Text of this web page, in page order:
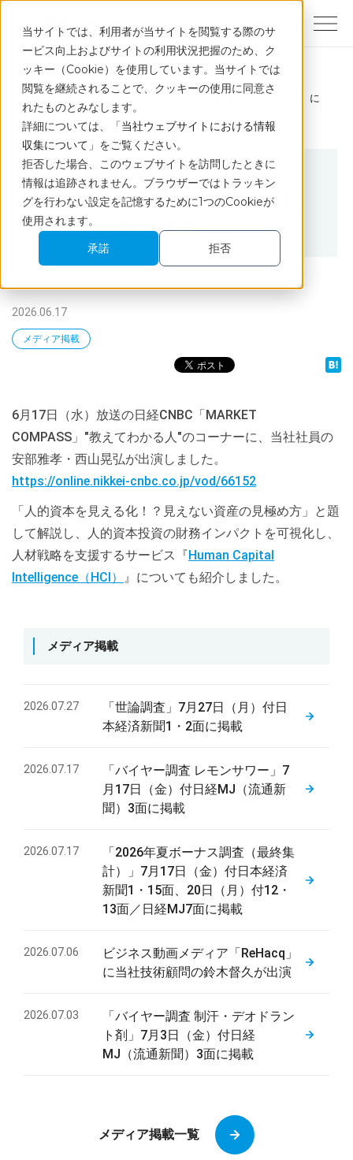
当サイトでは、利用者が当サイトを閲覧する際のサ
ービス向上およびサイトの利用状況把握のため、ク
ッキー（Cookie）を使用しています。当サイトでは
閲覧を継続されることで、クッキーの使用に同意さ
れたものとみなします。
詳細については、「当社ウェブサイトにおける情報
収集について 」をご覧ください。
拒否した場合、このウェブサイトを訪問したときに
情報は追跡されません。ブラウザーではトラッキン
グを行わない設定を記憶するために1つのCookieが
使用されます。
承諾
拒否
トップ
ニュース
6月17日（水）放送 日経CNBC「MARKET COMPASS」に
当社社員が出演
6月17日（水）放送 日経
CNBC「MARKET COMPASS」
に当社社員が出演
2026.06.17
メディア掲載
6月17日（水）放送の日経CNBC「MARKET
COMPASS」"教えてわかる人"のコーナーに、当社社員の
安部雅孝・西山晃弘が出演しました。
https://online.nikkei-cnbc.co.jp/vod/66152
「人的資本を見える化！？見えない資産の見極め方」と題
して解説し、人的資本投資の財務インパクトを可視化し、
人材戦略を支援するサービス『Human Capital
Intelligence（HCI）
』についても紹介しました。
メディア掲載
2026.07.27
「世論調査」7月27日（月）付日
本経済新聞1・2面に掲載
2026.07.17
「バイヤー調査 レモンサワー」7
月17日（金）付日経MJ（流通新
聞）3面に掲載
2026.07.17
「2026年夏ボーナス調査（最終集
計）」7月17日（金）付日本経済
新聞1・15面、20日（月）付12・
13面／日経MJ7面に掲載
2026.07.06
ビジネス動画メディア「ReHacq」
に当社技術顧問の鈴木督久が出演
2026.07.03
「バイヤー調査 制汗・デオドラン
ト剤」7月3日（金）付日経
MJ（流通新聞）3面に掲載
メディア掲載一覧